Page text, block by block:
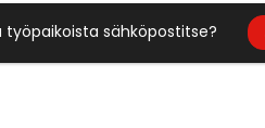
sähköpostitse?